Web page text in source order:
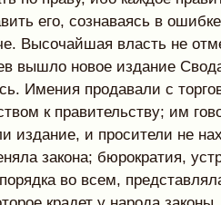
его, сознаваясь в
Высочайшая власть не
вышло новое издание
Имения продавали с
к правительству; им
издание, и просители не
закона; бюрократия,
во всем,